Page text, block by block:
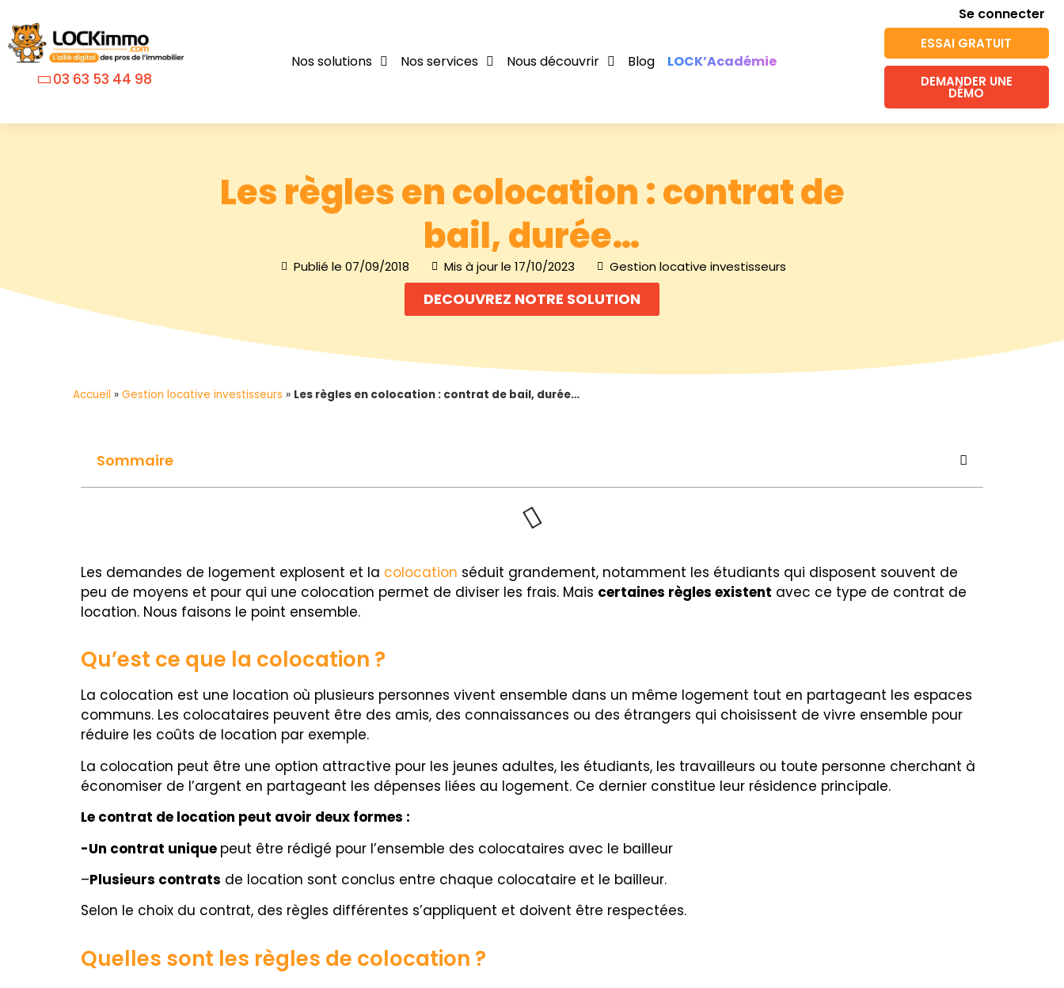
03 63 53 44 98
Nos solutions Nos services Nous découvrir Blog LOCK’Académie
Se connecter
ESSAI GRATUIT
DEMANDER UNE
DÉMO
Les règles en colocation : contrat de
bail, durée…
Publié le 07/09/2018 Mis à jour le 17/10/2023 Gestion locative investisseurs
DECOUVREZ NOTRE SOLUTION
Accueil » Gestion locative investisseurs » Les règles en colocation : contrat de bail, durée…
Sommaire
Les demandes de logement explosent et la colocation séduit grandement, notamment les étudiants qui disposent souvent de
peu de moyens et pour qui une colocation permet de diviser les frais. Mais certaines règles existent avec ce type de contrat de
location. Nous faisons le point ensemble.
Qu’est ce que la colocation ?
La colocation est une location où plusieurs personnes vivent ensemble dans un même logement tout en partageant les espaces
communs. Les colocataires peuvent être des amis, des connaissances ou des étrangers qui choisissent de vivre ensemble pour
réduire les coûts de location par exemple.
La colocation peut être une option attractive pour les jeunes adultes, les étudiants, les travailleurs ou toute personne cherchant à
économiser de l’argent en partageant les dépenses liées au logement. Ce dernier constitue leur résidence principale.
Le contrat de location peut avoir deux formes :
-Un contrat unique peut être rédigé pour l’ensemble des colocataires avec le bailleur
–Plusieurs contrats de location sont conclus entre chaque colocataire et le bailleur.
Selon le choix du contrat, des règles différentes s’appliquent et doivent être respectées.
Quelles sont les règles de colocation ?